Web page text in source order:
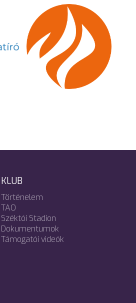
KLUB
Történelem
TAO
Széktói Stadion
Dokumentumok
Támogatói videók